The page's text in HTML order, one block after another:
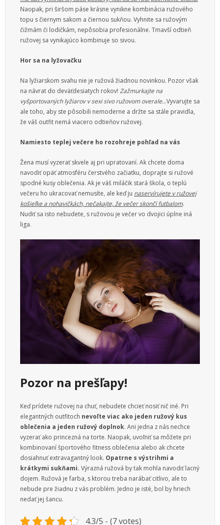
Naopak, pri širšom páse krásne vynikne kombinácia ružového
topu s čiernym sakom a čiernou sukňou. Vyhnite sa ružovým
čižmám či lodičkám, nepôsobia profesionálne. Tmavší odtieň
ružovej sa vynikajúco kombinuje so sivou.
Hor sa na lyžovačku
Na lyžiarskom svahu nie je ružová žiadnou novinkou. Pozor však
na návrat do deväťdesiatych rokov! Zažmurkajte na
vyšportovaných lyžiarov v sexi sivo ružovom overale...Vyvarujte sa
ale toho, aby ste pôsobili nemoderne a držte sa stále pravidla,
že váš outfit nemá viacero odtieňov ružovej.
Namiesto teplej večere ho rozohreje pohľad na vás
Žena musí vyzerať skvele aj pri upratovaní. Ak chcete doma
navodiť opäť atmosféru čerstvého začiatku, doprajte si ružové
spodné kusy oblečenia. Ak je váš miláčik stará škola, o teplú
večeru ho ukracovať nemusíte, ale keď ju naservírujete v ružovej
košieľke a nohavičkách, nečakajte, že večer skončí futbalom.
Nudiť sa isto nebudete, s ružovou je večer vo dvojici úplne iná
liga.
Pozor na prešľapy!
Keď prídete ružovej na chuť, nebudete chcieť nosiť nič iné. Pri
elegantných outfitoch nevoľte viac ako jeden ružový kus
oblečenia a jeden ružový doplnok. Ani jedna z nás nechce
vyzerať ako princezná na torte. Naopak, uvoľniť sa môžete pri
kombinovaní športového fitness oblečenia alebo ak chcete
dosiahnuť extravagantný look. Opatrne s výstrihmi a
krátkymi sukňami. Výrazná ružová by tak mohla navodiť lacný
dojem. Ružová je farba, s ktorou treba narábať citlivo, ale to
nebude pre žiadnu z vás problém. Jedno je isté, bol by hriech
nedať jej šancu.
4.3/5 - (7 votes)